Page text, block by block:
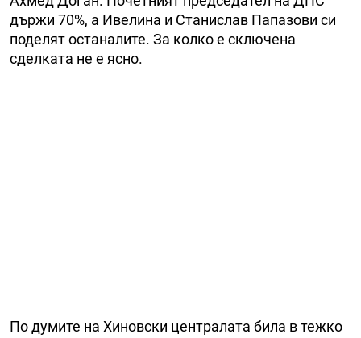
държи 70%, а Ивелина и Станислав Папазови си
поделят останалите. За колко е сключена
сделката не е ясно.
По думите на Хиновски централата била в тежко